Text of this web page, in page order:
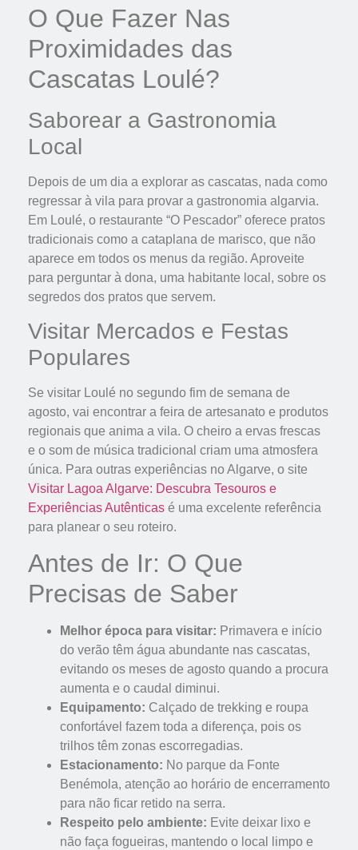
O Que Fazer Nas
Proximidades das
Cascatas Loulé?
Saborear a Gastronomia
Local
Depois de um dia a explorar as cascatas, nada como
regressar à vila para provar a gastronomia algarvia.
Em Loulé, o restaurante “O Pescador” oferece pratos
tradicionais como a cataplana de marisco, que não
aparece em todos os menus da região. Aproveite
para perguntar à dona, uma habitante local, sobre os
segredos dos pratos que servem.
Visitar Mercados e Festas
Populares
Se visitar Loulé no segundo fim de semana de
agosto, vai encontrar a feira de artesanato e produtos
regionais que anima a vila. O cheiro a ervas frescas
e o som de música tradicional criam uma atmosfera
única. Para outras experiências no Algarve, o site
Visitar Lagoa Algarve: Descubra Tesouros e
Experiências Autênticas é uma excelente referência
para planear o seu roteiro.
Antes de Ir: O Que
Precisas de Saber
Melhor época para visitar: Primavera e início
do verão têm água abundante nas cascatas,
evitando os meses de agosto quando a procura
aumenta e o caudal diminui.
Equipamento: Calçado de trekking e roupa
confortável fazem toda a diferença, pois os
trilhos têm zonas escorregadias.
Estacionamento: No parque da Fonte
Benémola, atenção ao horário de encerramento
para não ficar retido na serra.
Respeito pelo ambiente: Evite deixar lixo e
não faça fogueiras, mantendo o local limpo e